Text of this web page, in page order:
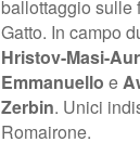
ballottaggio sulle
Gatto. In campo
Hristov-Masi-
Emmanuello e
Zerbin. Unici
Romairone.